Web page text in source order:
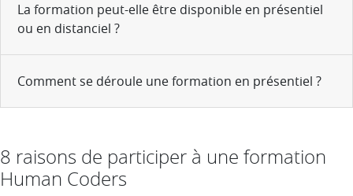
La formation peut-elle être disponible en présentiel
ou en distanciel ?
Comment se déroule une formation en présentiel ?
8 raisons de participer à une formation
Human Coders